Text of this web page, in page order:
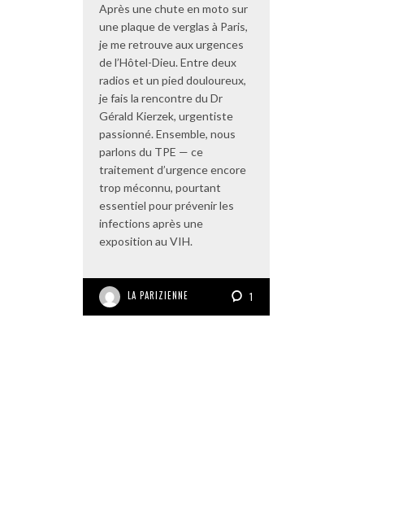
Après une chute en moto sur
une plaque de verglas à Paris,
je me retrouve aux urgences
de l’Hôtel-Dieu. Entre deux
radios et un pied douloureux,
je fais la rencontre du Dr
Gérald Kierzek, urgentiste
passionné. Ensemble, nous
parlons du TPE — ce
traitement d’urgence encore
trop méconnu, pourtant
essentiel pour prévenir les
infections après une
exposition au VIH.
LA PARIZIENNE 1